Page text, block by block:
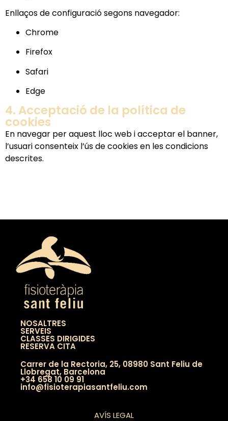
Enllaços de configuració segons navegador:
Chrome
Firefox
Safari
Edge
4. Acceptació de la política de
cookies
En navegar per aquest lloc web i acceptar el banner,
l’usuari consenteix l’ús de cookies en les condicions
descrites.
NOSALTRES
SERVEIS
CLASSES DIRIGIDES
RESERVA CITA
Carrer de la Rectoria, 25, 08980 Sant Feliu de
Llobregat, Barcelona
+34 658 10 09 91
info@fisioterapiasantfeliu.com
AVÍS LEGAL